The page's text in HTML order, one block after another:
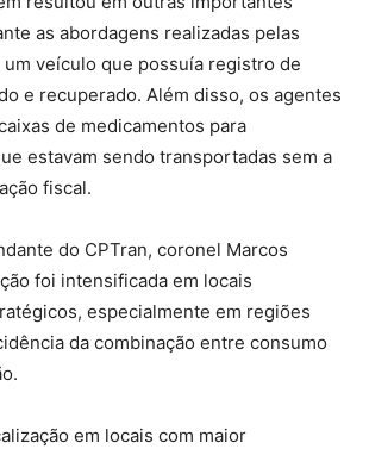
as abordagens realizadas pelas
veículo que possuía registro de
e recuperado. Além disso, os agentes
de medicamentos para
estavam sendo transportadas sem a
fiscal.
do CPTran, coronel Marcos
foi intensificada em locais
especialmente em regiões
da combinação entre consumo
em locais com maior